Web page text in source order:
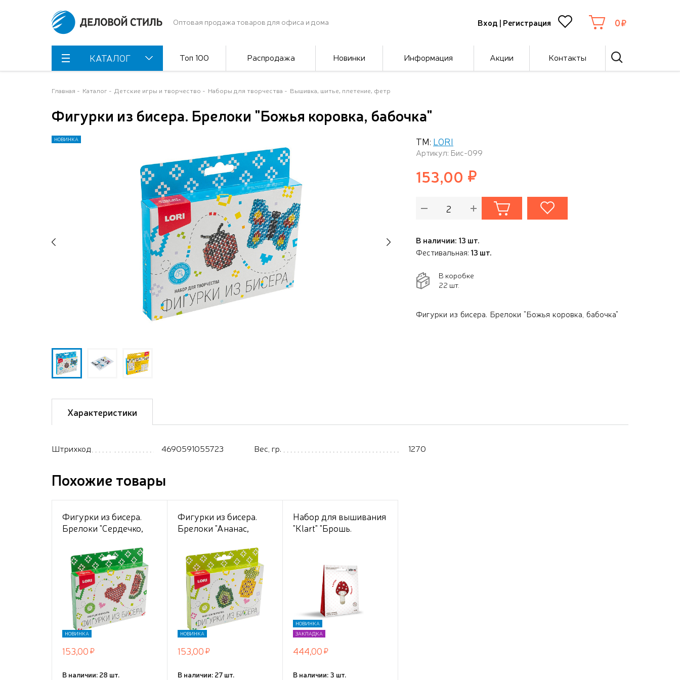
Оптовая продажа товаров для офиса и дома Вход | Регистрация 0
КАТАЛОГ Топ 100 Распродажа Новинки Информация Акции Контакты
Главная Каталог Детские игры и творчество Наборы для творчества Вышивка, шитье, плетение, фетр
Фигурки из бисера. Брелоки "Божья коровка, бабочка"
НОВИНКА
НОВИНКА
НОВИНКА
НОВИНКА ТМ: LORI
Артикул: Бис-099
153,00
В наличии: 13 шт.
Фестивальная: 13 шт.
В коробке
22 шт.
Фигурки из бисера. Брелоки "Божья коровка, бабочка"
Характеристики
Штрихкод 4690591055723 Вес, гр. 1270
Похожие товары
Фигурки из бисера.
Брелоки "Сердечко,
НОВИНКА
153,00
В наличии: 28 шт.
Фигурки из бисера.
Брелоки "Ананас,
НОВИНКА
153,00
В наличии: 27 шт.
Набор для вышивания
"Klart" "Брошь.
НОВИНКА
ЗАКЛАДКА
444,00
В наличии: 3 шт.